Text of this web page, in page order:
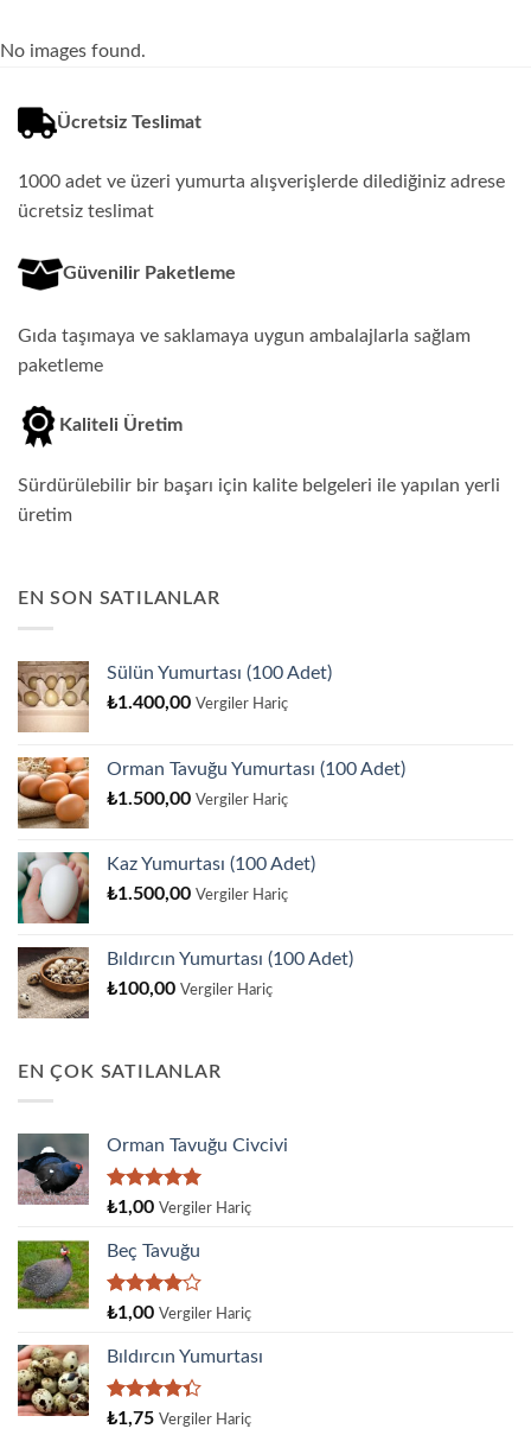
No images found.
Ücretsiz Teslimat
1000 adet ve üzeri yumurta alışverişlerde dilediğiniz adrese
ücretsiz teslimat
Güvenilir Paketleme
Gıda taşımaya ve saklamaya uygun ambalajlarla sağlam
paketleme
Kaliteli Üretim
Sürdürülebilir bir başarı için kalite belgeleri ile yapılan yerli
üretim
EN SON SATILANLAR
Sülün Yumurtası (100 Adet)
₺1.400,00 Vergiler Hariç
Orman Tavuğu Yumurtası (100 Adet)
₺1.500,00 Vergiler Hariç
Kaz Yumurtası (100 Adet)
₺1.500,00 Vergiler Hariç
Bıldırcın Yumurtası (100 Adet)
₺100,00 Vergiler Hariç
EN ÇOK SATILANLAR
Orman Tavuğu Civcivi
5 üzerinden
aldı
₺1,00 Vergiler Hariç
Beç Tavuğu
5
4.00oy
aldı
₺1,00 Vergiler Hariç
Bıldırcın Yumurtası
5
₺1,75 Vergiler Hariç